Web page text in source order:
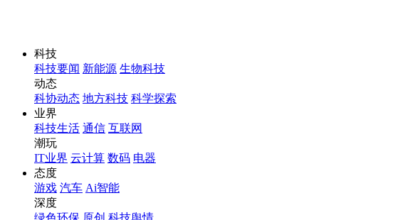
科技
科技要闻 新能源 生物科技
动态
科协动态 地方科技 科学探索
业界
科技生活 通信 互联网
潮玩
IT业界 云计算 数码 电器
态度
游戏 汽车 Ai智能
深度
绿色环保 原创 科技舆情